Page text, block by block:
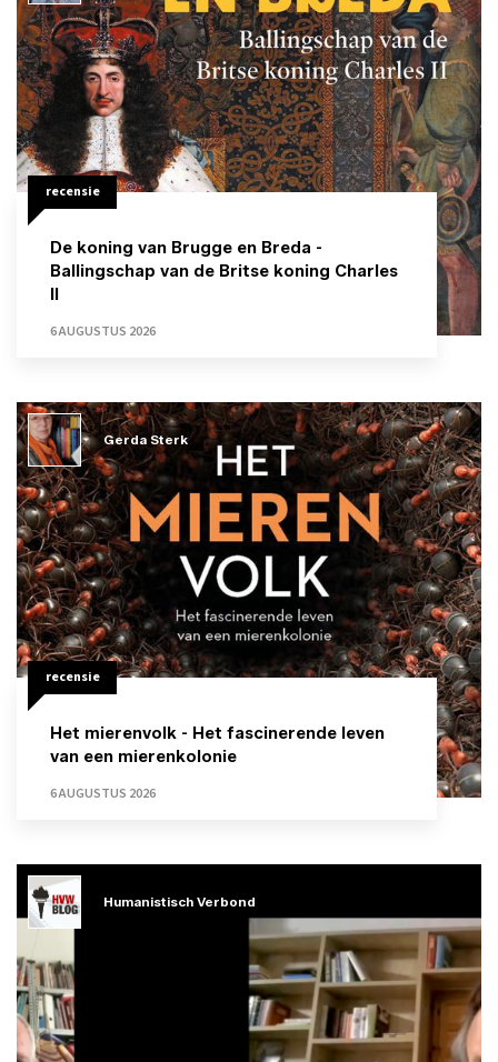
recensie
De koning van Brugge en Breda -
Ballingschap van de Britse koning Charles
II
6 AUGUSTUS 2026
recensie
Het mierenvolk - Het fascinerende leven
van een mierenkolonie
6 AUGUSTUS 2026
Gerda Sterk
Humanistisch Verbond